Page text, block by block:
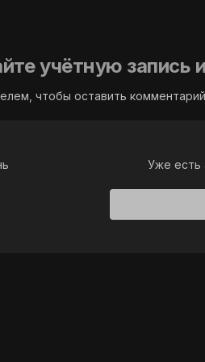
учётную запись
чтобы оставить комментарий
Уже есть